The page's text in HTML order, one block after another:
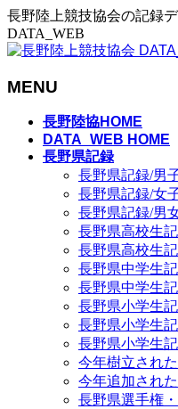
長野陸上競技協会の記録
DATA_WEB
MENU
長野陸協HOME
DATA_WEB HOME
長野県記録
長野県記録/男
長野県記録/女
長野県記録/男
長野県高校生
長野県高校生
長野県中学生
長野県中学生
長野県小学生
長野県小学生
長野県小学生
今年樹立され
今年追加され
長野県選手権